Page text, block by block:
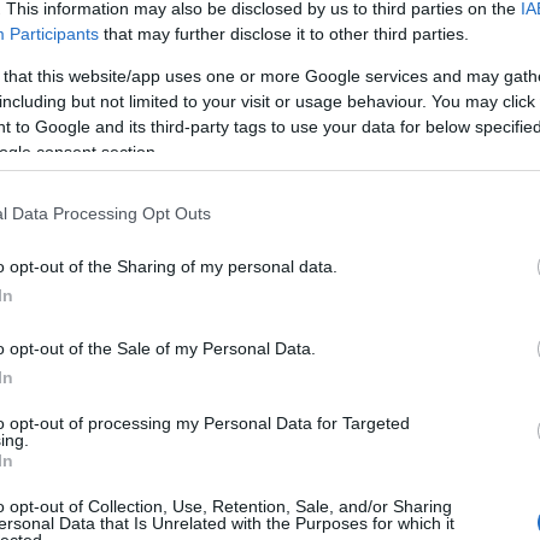
This information may also be disclosed by us to third parties on the
Participants that may further disclose it to other third parties.
that this website/app uses one or more Google services and may
but not limited to your visit or usage behaviour. You may
to Google and its third-party tags to use your data for below
consent section.
Data Processing Opt Outs
opt-out of the Sharing of my personal data.
opt-out of the Sale of my Personal Data.
opt-out of processing my Personal Data for Targeted
opt-out of Collection, Use, Retention, Sale, and/or Sharing
Data that Is Unrelated with the Purposes for which it
Áhítattal teli lélekkel vonulnak vissza közös celláikba, ahol még sokáig beszéd
az első sürgöny.
tavasz első sürgönyfecskéje után megjelenik a második, a harmadik, a többi fecske is.
ragyog a fogoly tisztek arcáról. Már többen vallhatják magukat szerencsésnek és
részükre érkezett, rövid tartalmú sürgöny miatt, s hovatovább, szobatársaink között is a
gyermekei lesznek néhányan. Ha két fogoly összetalálkozik, az első kérdés ez: kaptál
Mi áll benne?
érkezett három levél kelt újabb szenzációt a foglyok közt. Most már egészen biztos, hogy
köztünk és szeretteink között lehetséges, s ez a tudat nagy mértékben csökkenti a
elviselését.
azt a jó szokást honosította meg, hogy az első levél vagy sürgöny megérkezésekor fizet
a savanyú kumiszt.